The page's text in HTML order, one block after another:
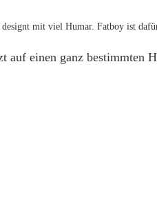
designt mit viel Humar. Fatboy ist
auf einen ganz bestimmten